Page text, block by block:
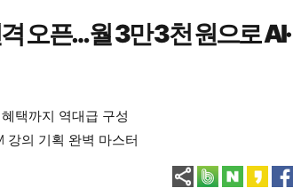
오픈… 월 3만 3천 원으로 AI·
택까지 역대급 구성
강의 기획 완벽 마스터